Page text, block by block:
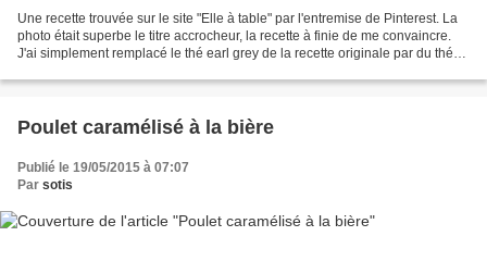
Une recette trouvée sur le site "Elle à table" par l'entremise de Pinterest. La
photo était superbe le titre accrocheur, la recette à finie de me convaincre.
J'ai simplement remplacé le thé earl grey de la recette originale par du thé
Poulet caramélisé à la bière
Publié le 19/05/2015 à 07:07
Par sotis